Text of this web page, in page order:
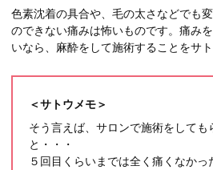
色素沈着の具合や、毛の太さなどでも
のできない痛みは怖いものです。痛み
いなら、麻酔をして施術することをサ
＜サトウメモ＞
そう言えば、サロンで施術をしても
と・・・
５回目くらいまでは全く痛くなか